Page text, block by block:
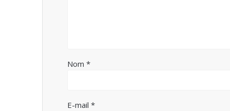
Nom*
E-mail*